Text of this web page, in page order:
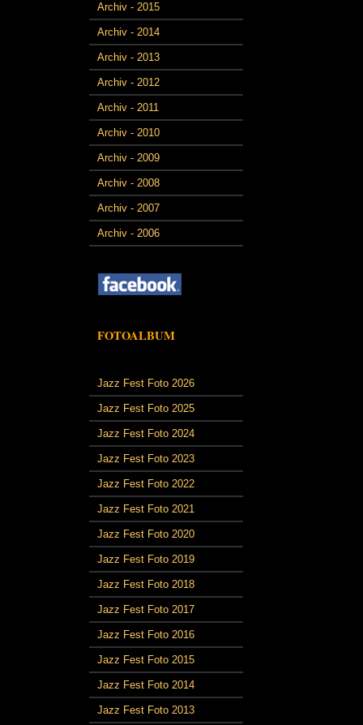
Archiv - 2015
Archiv - 2014
Archiv - 2013
Archiv - 2012
Archiv - 2011
Archiv - 2010
Archiv - 2009
Archiv - 2008
Archiv - 2007
Archiv - 2006
FOTOALBUM
Jazz Fest Foto 2026
Jazz Fest Foto 2025
Jazz Fest Foto 2024
Jazz Fest Foto 2023
Jazz Fest Foto 2022
Jazz Fest Foto 2021
Jazz Fest Foto 2020
Jazz Fest Foto 2019
Jazz Fest Foto 2018
Jazz Fest Foto 2017
Jazz Fest Foto 2016
Jazz Fest Foto 2015
Jazz Fest Foto 2014
Jazz Fest Foto 2013